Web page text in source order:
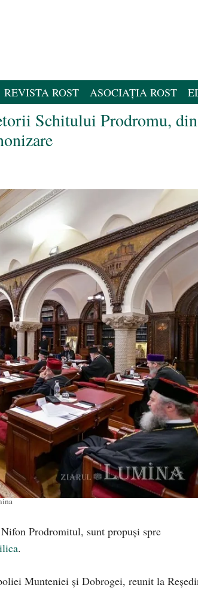
REVISTA ROST ASOCIAȚIA ROST
Schitului Prodromu, din
Prodromitul, sunt propuși spre
.
Munteniei și Dobrogei, reunit la